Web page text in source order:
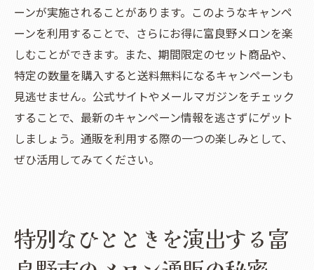
ーンが実施されることがあります。このようなキャンペ
ーンを利用することで、さらにお得に富良野メロンを楽
しむことができます。また、期間限定のセット商品や、
特定の数量を購入すると送料無料になるキャンペーンも
見逃せません。公式サイトやメールマガジンをチェック
することで、最新のキャンペーン情報を逃さずにゲット
しましょう。通販を利用する際の一つの楽しみとして、
ぜひ活用してみてください。
特別なひとときを演出する富